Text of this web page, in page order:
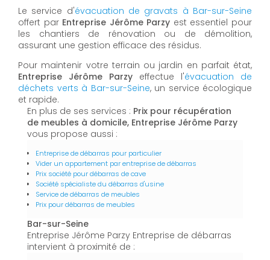
Le service d'évacuation de gravats à Bar-sur-Seine
offert par Entreprise Jérôme Parzy est essentiel pour
les chantiers de rénovation ou de démolition,
assurant une gestion efficace des résidus.
Pour maintenir votre terrain ou jardin en parfait état,
Entreprise Jérôme Parzy effectue l'évacuation de
déchets verts à Bar-sur-Seine, un service écologique
et rapide.
En plus de ses services : Prix pour récupération
de meubles à domicile, Entreprise Jérôme Parzy
vous propose aussi :
Entreprise de débarras pour particulier
Vider un appartement par entreprise de débarras
Prix société pour débarras de cave
Société spécialiste du débarras d'usine
Service de débarras de meubles
Prix pour débarras de meubles
Bar-sur-Seine
Entreprise Jérôme Parzy Entreprise de débarras
intervient à proximité de :